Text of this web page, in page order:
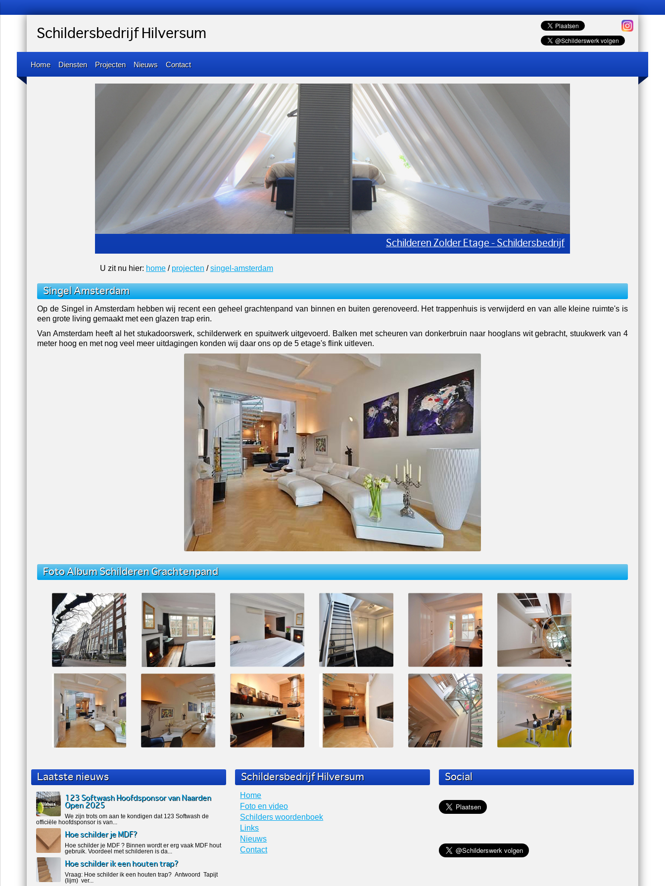
Schildersbedrijf Hilversum
Home Diensten Projecten Nieuws Contact
Schilderen Zolder Etage - Schildersbedrijf
U zit nu hier: home / projecten /singel-amsterdam
Singel Amsterdam
Op de Singel in Amsterdam hebben wij recent een geheel grachtenpand van binnen en buiten gerenoveerd. Het trappenhuis is verwijderd en van alle kleine ruimte's is
een grote living gemaakt met een glazen trap erin.
Van Amsterdam heeft al het stukadoorswerk, schilderwerk en spuitwerk uitgevoerd. Balken met scheuren van donkerbruin naar hooglans wit gebracht, stuukwerk van 4
meter hoog en met nog veel meer uitdagingen konden wij daar ons op de 5 etage's flink uitleven.
Foto Album Schilderen Grachtenpand
Laatste nieuws
123 Softwash Hoofdsponsor van Naarden
Open 2025
We zijn trots om aan te kondigen dat 123 Softwash de
officiële hoofdsponsor is van...
Hoe schilder je MDF?
Hoe schilder je MDF ? Binnen wordt er erg vaak MDF hout
gebruik. Voordeel met schilderen is da...
Hoe schilder ik een houten trap?
Vraag: Hoe schilder ik een houten trap? Antwoord Tapijt
(lijm) ver...
Schildersbedrijf Hilversum
Home
Foto en video
Schilders woordenboek
Links
Nieuws
Contact
Social